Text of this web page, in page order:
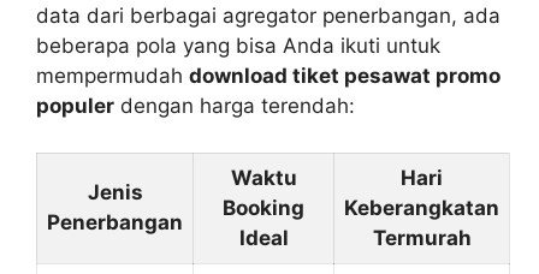
data dari berbagai agregator penerbangan, ada
beberapa pola yang bisa Anda ikuti untuk
mempermudah download tiket pesawat promo
populer dengan harga terendah:
Jenis
Penerbangan
Waktu
Booking
Ideal
Hari
Keberangkatan
Termurah